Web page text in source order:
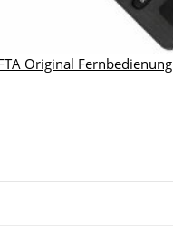
Original Fernbedienung